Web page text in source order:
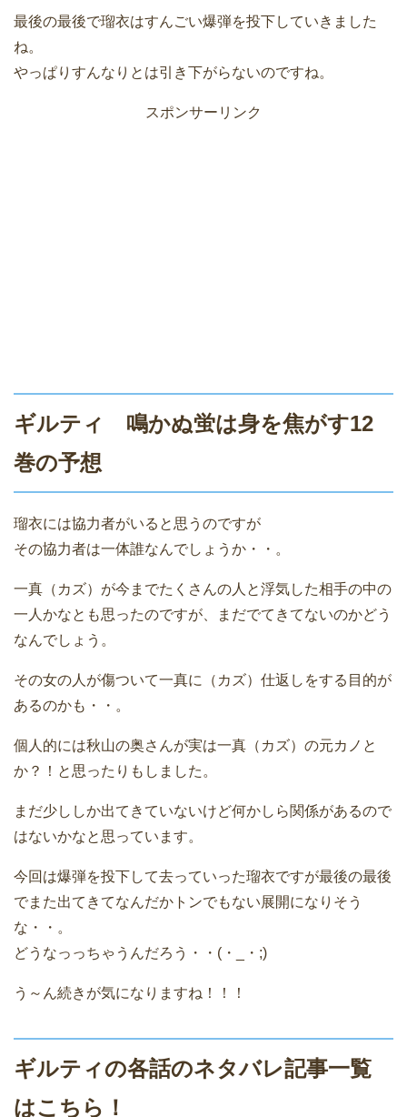
最後の最後で瑠衣はすんごい爆弾を投下していきました
ね。
やっぱりすんなりとは引き下がらないのですね。
スポンサーリンク
ギルティ 鳴かぬ蛍は身を焦がす12
巻の予想
瑠衣には協力者がいると思うのですが
その協力者は一体誰なんでしょうか・・。
一真（カズ）が今までたくさんの人と浮気した相手の中の
一人かなとも思ったのですが、まだでてきてないのかどう
なんでしょう。
その女の人が傷ついて一真に（カズ）仕返しをする目的が
あるのかも・・。
個人的には秋山の奥さんが実は一真（カズ）の元カノと
か？！と思ったりもしました。
まだ少ししか出てきていないけど何かしら関係があるので
はないかなと思っています。
今回は爆弾を投下して去っていった瑠衣ですが最後の最後
でまた出てきてなんだかトンでもない展開になりそう
な・・。
どうなっっちゃうんだろう・・(・_・;)
う～ん続きが気になりますね！！！
ギルティの各話のネタバレ記事一覧
はこちら！